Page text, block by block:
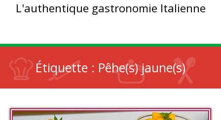
L'authentique gastronomie Italienne
Étiquette : Pêhe(s) jaune(s)